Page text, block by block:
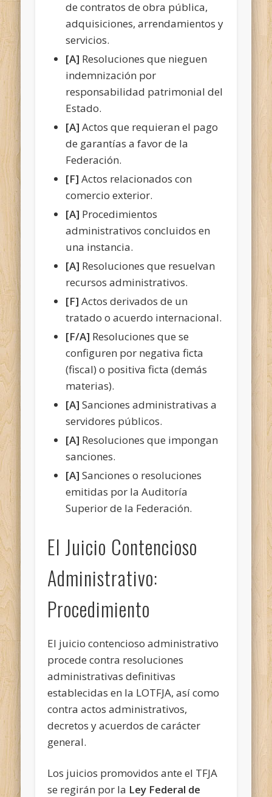
de contratos de obra pública,
adquisiciones, arrendamientos y
servicios.
[A] Resoluciones que nieguen
indemnización por
responsabilidad patrimonial del
Estado.
[A] Actos que requieran el pago
de garantías a favor de la
Federación.
[F] Actos relacionados con
comercio exterior.
[A] Procedimientos
administrativos concluidos en
una instancia.
[A] Resoluciones que resuelvan
recursos administrativos.
[F] Actos derivados de un
tratado o acuerdo internacional.
[F/A] Resoluciones que se
configuren por negativa ficta
(fiscal) o positiva ficta (demás
materias).
[A] Sanciones administrativas a
servidores públicos.
[A] Resoluciones que impongan
sanciones.
[A] Sanciones o resoluciones
emitidas por la Auditoría
Superior de la Federación.
El Juicio Contencioso
Administrativo:
Procedimiento
El juicio contencioso administrativo
procede contra resoluciones
administrativas definitivas
establecidas en la LOTFJA, así como
contra actos administrativos,
decretos y acuerdos de carácter
general.
Los juicios promovidos ante el TFJA
se regirán por la Ley Federal de